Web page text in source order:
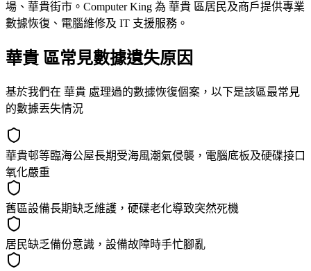
場、華貴街市。Computer King 為 華貴 區居民及商戶提供專業
數據恢復、電腦維修及 IT 支援服務。
華貴 區常見數據遺失原因
基於我們在 華貴 處理過的數據恢復個案，以下是該區最常見
的數據丟失情況
華貴邨等臨海公屋長期受海風潮氣侵襲，電腦底板及硬碟接口
氧化嚴重
舊區設備長期缺乏維護，硬碟老化導致突然死機
居民缺乏備份意識，設備故障時手忙腳亂